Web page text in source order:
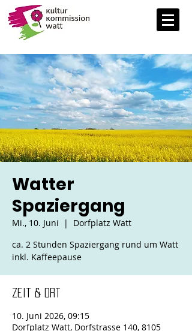
Watter
Spaziergang
Mi., 10. Juni
  |
Dorfplatz Watt
ca. 2 Stunden Spaziergang rund um Watt
inkl. Kaffeepause
Zeit & Ort
10. Juni 2026, 09:15
Dorfplatz Watt, Dorfstrasse 140, 8105